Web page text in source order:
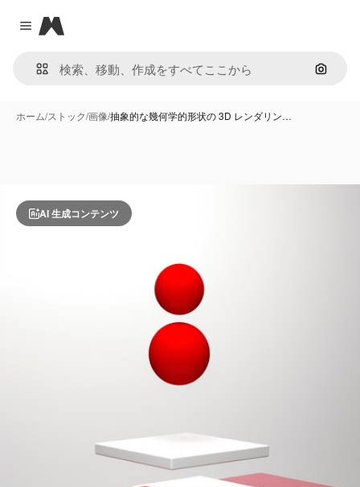
Close menu
Magnific
画像で
ホーム/ストック/画像/抽象的な幾何学的形状の 3D レンダリン…
AI 生成コンテンツ